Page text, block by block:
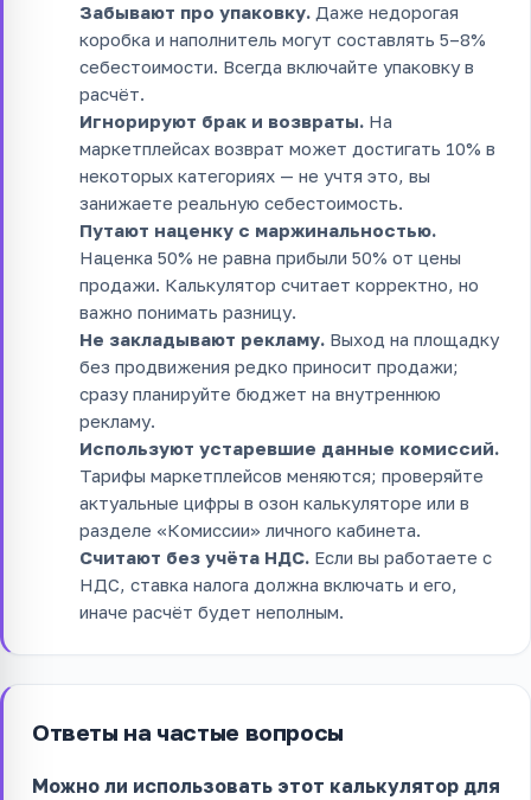
Забывают про упаковку. Даже недорогая
коробка и наполнитель могут составлять 5–8%
себестоимости. Всегда включайте упаковку в
расчёт.
Игнорируют брак и возвраты. На
маркетплейсах возврат может достигать 10% в
некоторых категориях — не учтя это, вы
занижаете реальную себестоимость.
Путают наценку с маржинальностью.
Наценка 50% не равна прибыли 50% от цены
продажи. Калькулятор считает корректно, но
важно понимать разницу.
Не закладывают рекламу. Выход на площадку
без продвижения редко приносит продажи;
сразу планируйте бюджет на внутреннюю
рекламу.
Используют устаревшие данные комиссий.
Тарифы маркетплейсов меняются; проверяйте
актуальные цифры в озон калькуляторе или в
разделе «Комиссии» личного кабинета.
Считают без учёта НДС. Если вы работаете с
НДС, ставка налога должна включать и его,
иначе расчёт будет неполным.
Ответы на частые вопросы
Можно ли использовать этот калькулятор для